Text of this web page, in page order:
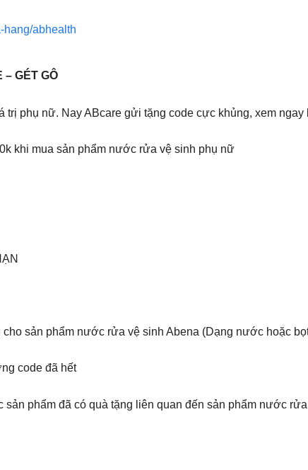
hang/abhealth
– GÉT GÔ
trị phụ nữ. Nay ABcare gửi tặng code cực khủng, xem
khi mua sản phẩm nước rửa vệ sinh phụ nữ
sản phẩm nước rửa vệ sinh Abena (Dạng nước hoặc
code đã hết
phẩm đã có quà tặng liên quan đến sản phẩm nước rửa